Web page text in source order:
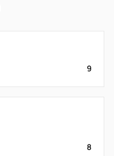
9
8